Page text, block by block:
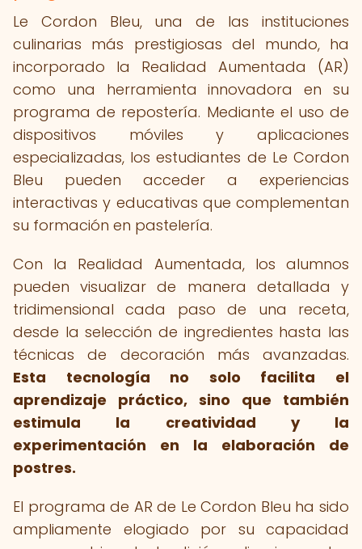
Le Cordon Bleu, una de las instituciones
culinarias más prestigiosas del mundo, ha
incorporado la Realidad Aumentada (AR)
como una herramienta innovadora en su
programa de repostería. Mediante el uso de
dispositivos móviles y aplicaciones
especializadas, los estudiantes de Le Cordon
Bleu pueden acceder a experiencias
interactivas y educativas que complementan
su formación en pastelería.
Con la Realidad Aumentada, los alumnos
pueden visualizar de manera detallada y
tridimensional cada paso de una receta,
desde la selección de ingredientes hasta las
técnicas de decoración más avanzadas.
Esta tecnología no solo facilita el
aprendizaje práctico, sino que también
estimula la creatividad y la
experimentación en la elaboración de
postres.
El programa de AR de Le Cordon Bleu ha sido
ampliamente elogiado por su capacidad